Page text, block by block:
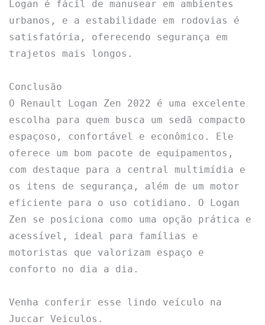
Logan é fácil de manusear em ambientes
urbanos, e a estabilidade em rodovias é
satisfatória, oferecendo segurança em
trajetos mais longos.
Conclusão
O Renault Logan Zen 2022 é uma excelente
escolha para quem busca um sedã compacto
espaçoso, confortável e econômico. Ele
oferece um bom pacote de equipamentos,
com destaque para a central multimídia e
os itens de segurança, além de um motor
eficiente para o uso cotidiano. O Logan
Zen se posiciona como uma opção prática e
acessível, ideal para famílias e
motoristas que valorizam espaço e
conforto no dia a dia.
Venha conferir esse lindo veículo na
Juccar Veiculos.